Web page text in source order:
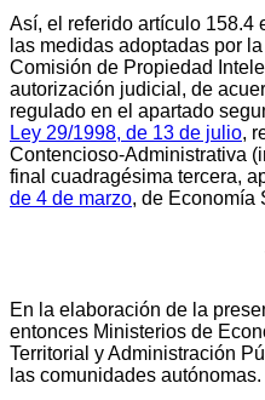
Así, el referido artículo 158.4
las medidas adoptadas por
Comisión de Propiedad
autorización judicial, de
regulado en el apartado
Ley 29/1998, de 13 de julio,
Contencioso-Administrativa
final cuadragésima tercera,
de 4 de marzo, de Economía
En la elaboración de la
entonces Ministerios de
Territorial y Administración
las comunidades autónomas.